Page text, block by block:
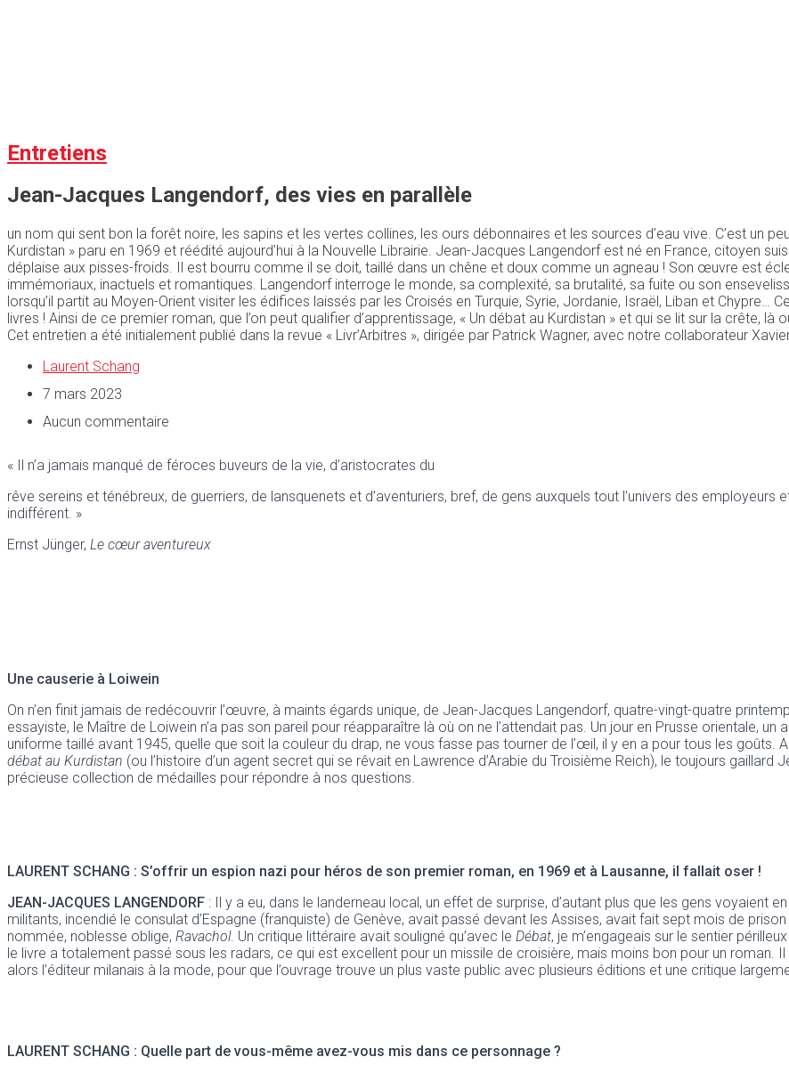
Entretiens
Jean-Jacques Langendorf, des vies en parallèle
un nom qui sent bon la forêt noire, les sapins et les vertes collines, les ours débonnaires et les sources d’eau vive. C’est un
Kurdistan » paru en 1969 et réédité aujourd’hui à la Nouvelle Librairie. Jean-Jacques Langendorf est né en France, citoyen
déplaise aux pisses-froids. Il est bourru comme il se doit, taillé dans un chêne et doux comme un agneau ! Son œuvre est
immémoriaux, inactuels et romantiques. Langendorf interroge le monde, sa complexité, sa brutalité, sa fuite ou son
lorsqu’il partit au Moyen-Orient visiter les édifices laissés par les Croisés en Turquie, Syrie, Jordanie, Israël, Liban et Chypre…
livres ! Ainsi de ce premier roman, que l’on peut qualifier d’apprentissage, « Un débat au Kurdistan » et qui se lit sur la crête,
Cet entretien a été initialement publié dans la revue « Livr’Arbitres », dirigée par Patrick Wagner, avec notre collaborateur
Laurent Schang
7 mars 2023
Aucun commentaire
« Il n’a jamais manqué de féroces buveurs de la vie, d’aristocrates du
rêve sereins et ténébreux, de guerriers, de lansquenets et d’aventuriers, bref, de gens auxquels tout l’univers des
indifférent. »
Ernst Jünger, Le cœur aventureux
Une causerie à Loiwein
On n’en finit jamais de redécouvrir l’œuvre, à maints égards unique, de Jean-Jacques Langendorf, quatre-vingt-quatre
essayiste, le Maître de Loiwein n’a pas son pareil pour réapparaître là où on ne l’attendait pas. Un jour en Prusse orientale, un
uniforme taillé avant 1945, quelle que soit la couleur du drap, ne vous fasse pas tourner de l’œil, il y en a pour tous les goûts.
débat au Kurdistan (ou l’histoire d’un agent secret qui se rêvait en Lawrence d’Arabie du Troisième Reich), le toujours
précieuse collection de médailles pour répondre à nos questions.
LAURENT SCHANG : S’offrir un espion nazi pour héros de son premier roman, en 1969 et à Lausanne, il fallait oser !
JEAN-JACQUES LANGENDORF : Il y a eu, dans le landerneau local, un effet de surprise, d’autant plus que les gens voyaient
militants, incendié le consulat d’Espagne (franquiste) de Genève, avait passé devant les Assises, avait fait sept mois de
nommée, noblesse oblige, Ravachol. Un critique littéraire avait souligné qu’avec le Débat, je m’engageais sur le sentier
le livre a totalement passé sous les radars, ce qui est excellent pour un missile de croisière, mais moins bon pour un roman.
alors l’éditeur milanais à la mode, pour que l’ouvrage trouve un plus vaste public avec plusieurs éditions et une critique
LAURENT SCHANG : Quelle part de vous-même avez-vous mis dans ce personnage ?